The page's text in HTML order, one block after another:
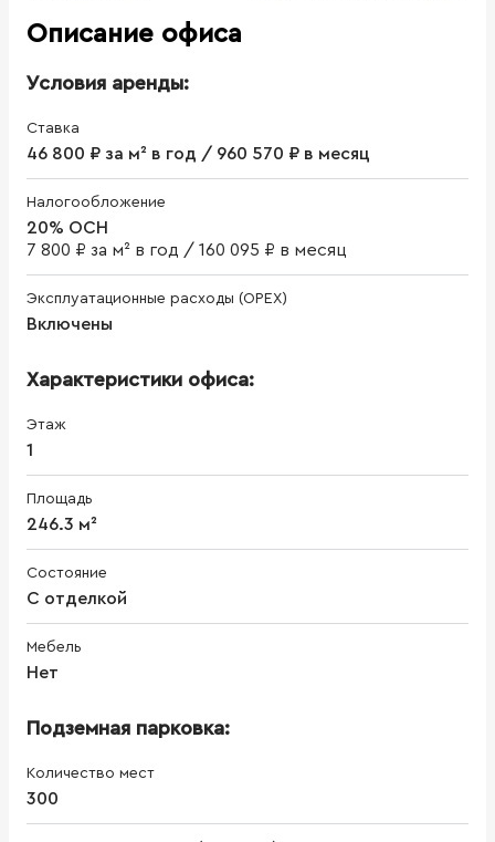
Описание офиса
Условия аренды:
Ставка
46 800 ₽ за м² в год / 960 570 ₽ в месяц
Налогообложение
20% ОСН
7 800 ₽ за м² в год / 160 095 ₽ в месяц
Эксплуатационные расходы (OPEX)
Включены
Характеристики офиса:
Этаж
1
Площадь
246.3 м²
Состояние
С отделкой
Мебель
Нет
Подземная парковка:
Количество мест
300